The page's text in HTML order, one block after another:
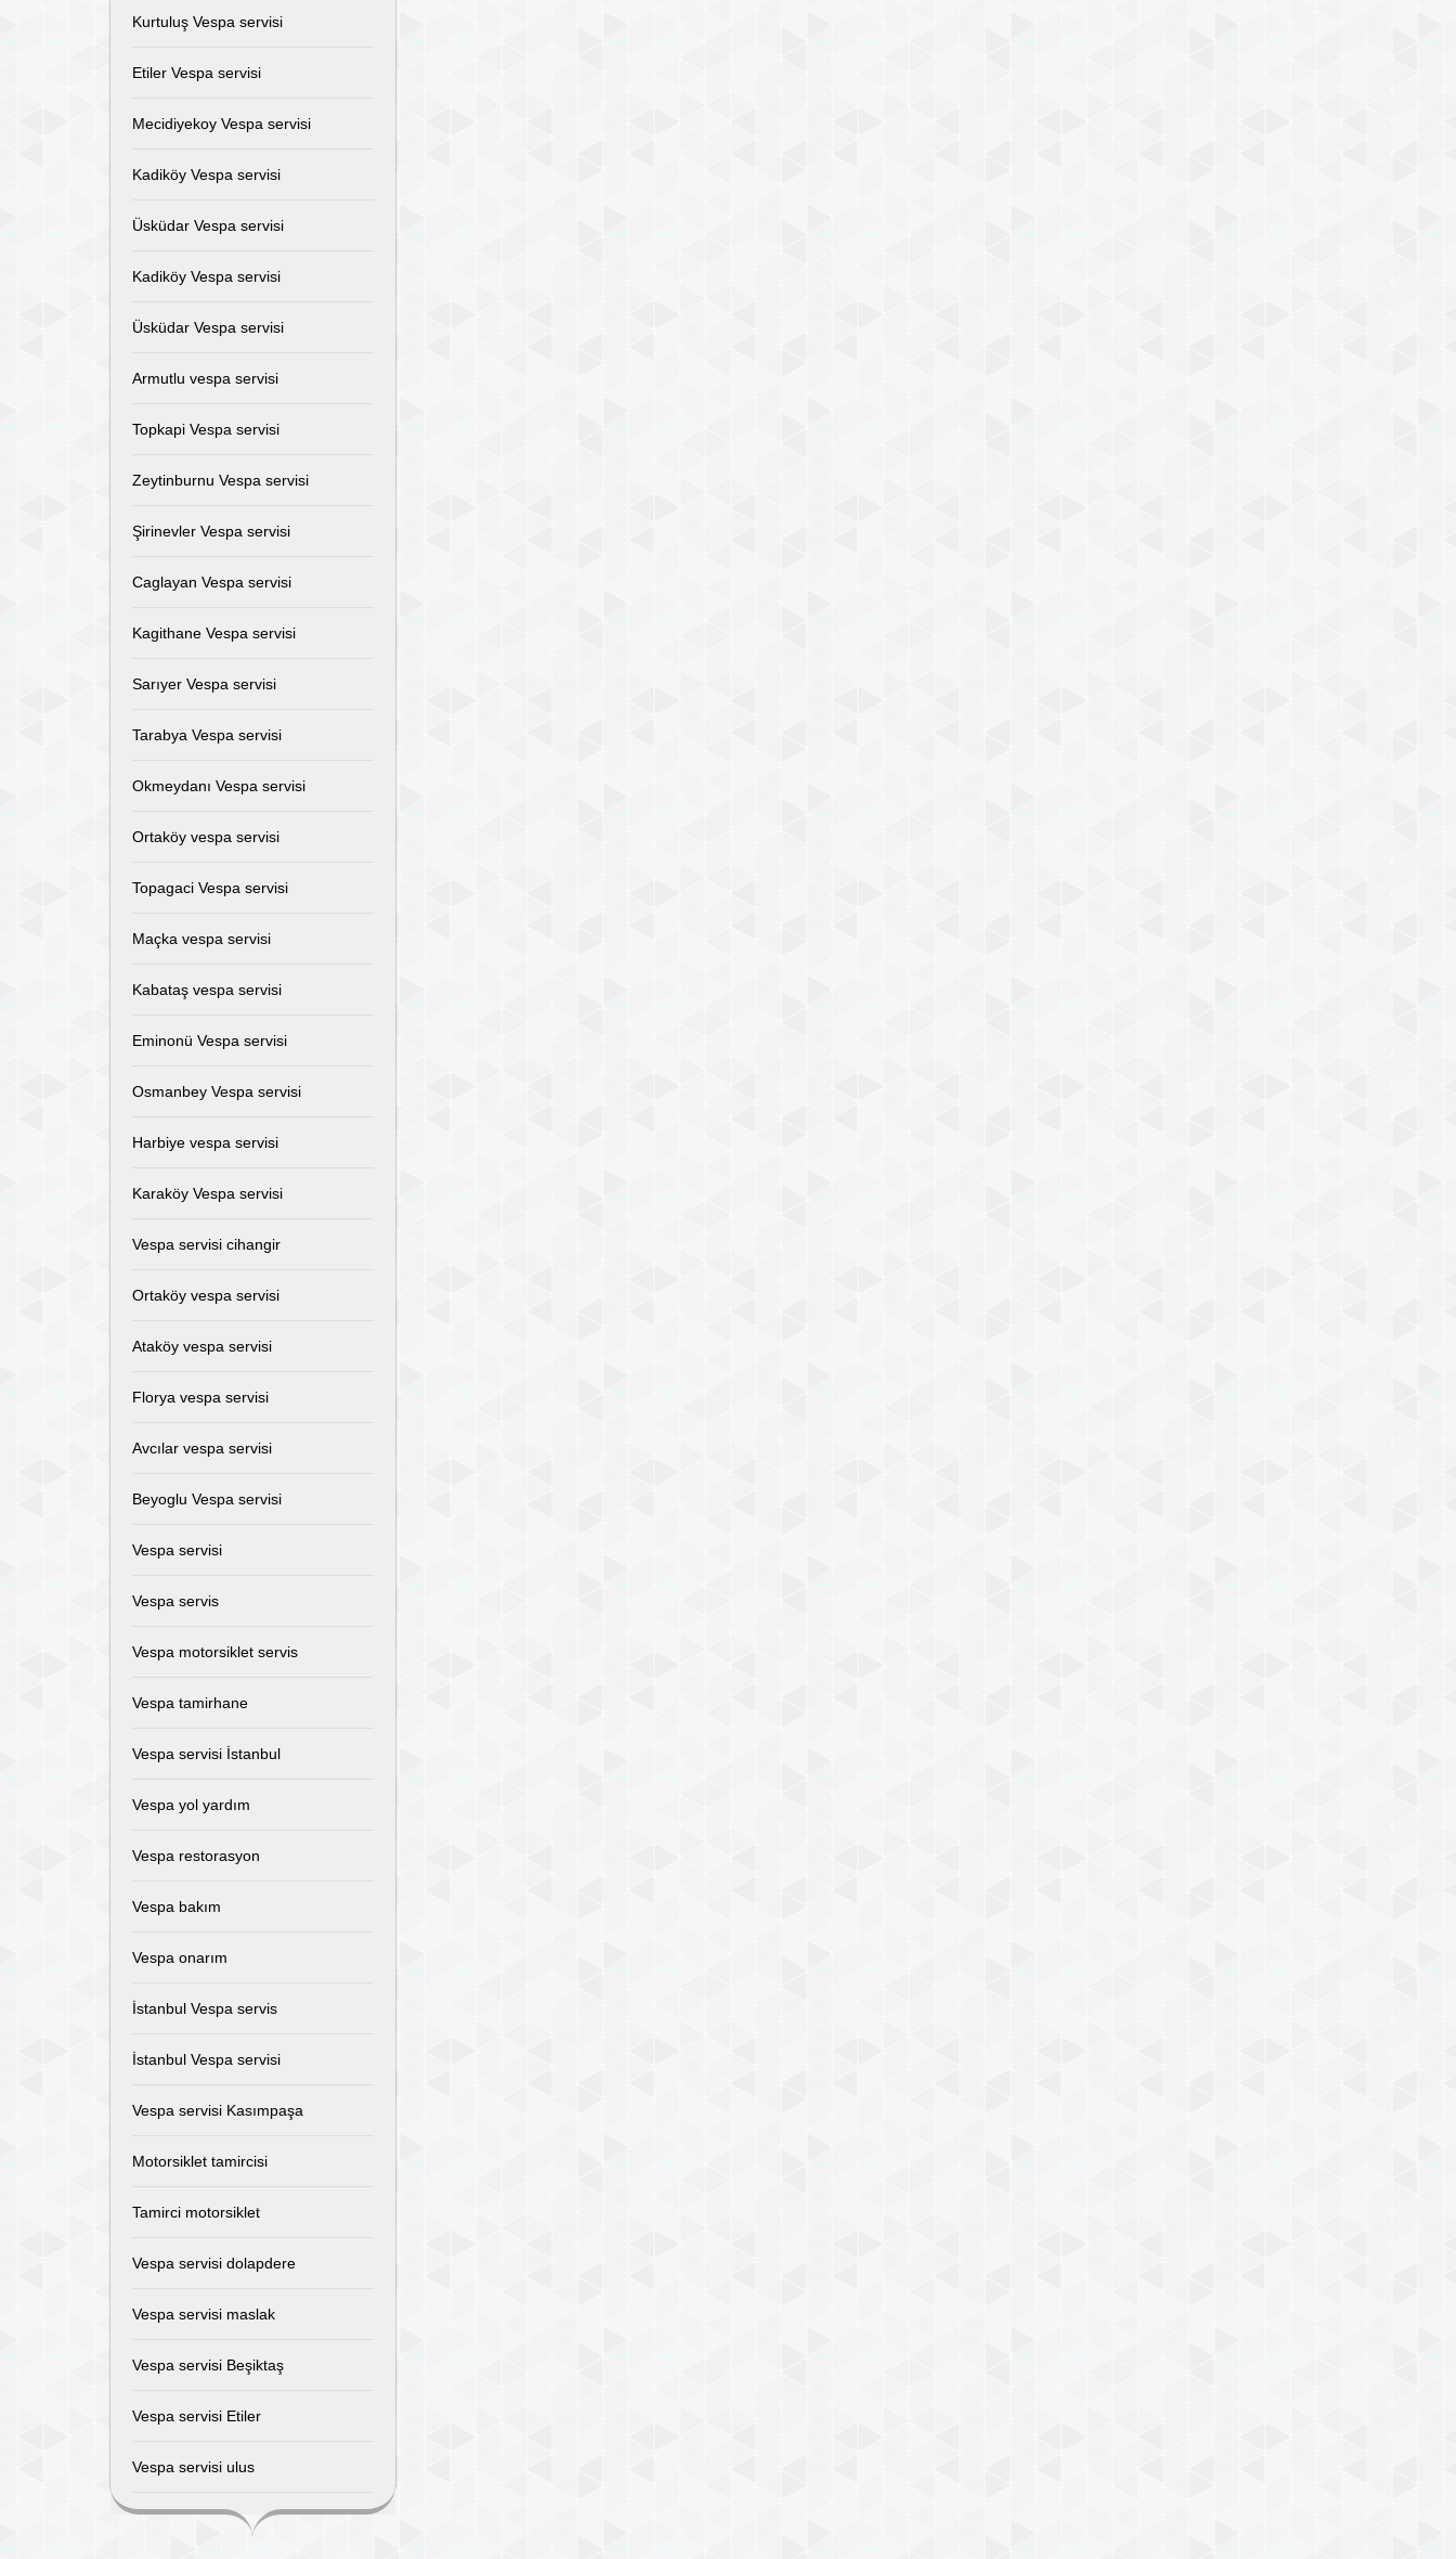
Kurtuluş Vespa servisi
Etiler Vespa servisi
Mecidiyekoy Vespa servisi
Kadiköy Vespa servisi
Üsküdar Vespa servisi
Kadiköy Vespa servisi
Üsküdar Vespa servisi
Armutlu vespa servisi
Topkapi Vespa servisi
Zeytinburnu Vespa servisi
Şirinevler Vespa servisi
Caglayan Vespa servisi
Kagithane Vespa servisi
Sarıyer Vespa servisi
Tarabya Vespa servisi
Okmeydanı Vespa servisi
Ortaköy vespa servisi
Topagaci Vespa servisi
Maçka vespa servisi
Kabataş vespa servisi
Eminonü Vespa servisi
Osmanbey Vespa servisi
Harbiye vespa servisi
Karaköy Vespa servisi
Vespa servisi cihangir
Ortaköy vespa servisi
Ataköy vespa servisi
Florya vespa servisi
Avcılar vespa servisi
Beyoglu Vespa servisi
Vespa servisi
Vespa servis
Vespa motorsiklet servis
Vespa tamirhane
Vespa servisi İstanbul
Vespa yol yardım
Vespa restorasyon
Vespa bakım
Vespa onarım
İstanbul Vespa servis
İstanbul Vespa servisi
Vespa servisi Kasımpaşa
Motorsiklet tamircisi
Tamirci motorsiklet
Vespa servisi dolapdere
Vespa servisi maslak
Vespa servisi Beşiktaş
Vespa servisi Etiler
Vespa servisi ulus